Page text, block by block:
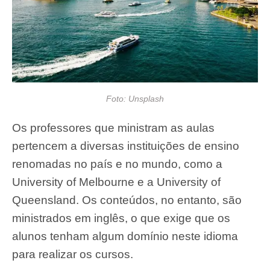
Foto: Unsplash
Os professores que ministram as aulas
pertencem a diversas instituições de ensino
renomadas no país e no mundo, como a
University of Melbourne e a University of
Queensland. Os conteúdos, no entanto, são
ministrados em inglês, o que exige que os
alunos tenham algum domínio neste idioma
para realizar os cursos.